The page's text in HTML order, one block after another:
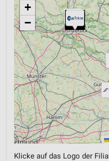
+
−
Klicke auf das Logo der